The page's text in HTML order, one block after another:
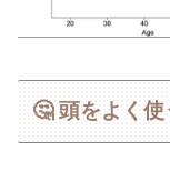
🤔 頭をよく